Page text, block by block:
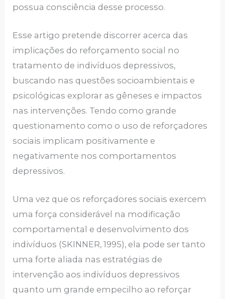
possua consciência desse processo.
Esse artigo pretende discorrer acerca das
implicações do reforçamento social no
tratamento de indivíduos depressivos,
buscando nas questões socioambientais e
psicológicas explorar as gêneses e impactos
nas intervenções. Tendo como grande
questionamento como o uso de reforçadores
sociais implicam positivamente e
negativamente nos comportamentos
depressivos.
Uma vez que os reforçadores sociais exercem
uma força considerável na modificação
comportamental e desenvolvimento dos
indivíduos (SKINNER, 1995), ela pode ser tanto
uma forte aliada nas estratégias de
intervenção aos indivíduos depressivos
quanto um grande empecilho ao reforçar